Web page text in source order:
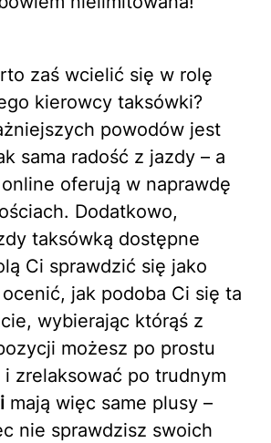
zaś wcielić się w rolę
kierowcy taksówki?
powodów jest
sama radość z jazdy – a
oferują w naprawdę
Dodatkowo,
taksówką dostępne
Ci sprawdzić się jako
jak podoba Ci się ta
wybierając którąś z
możesz po prostu
zrelaksować po trudnym
mają więc same plusy –
nie sprawdzisz swoich